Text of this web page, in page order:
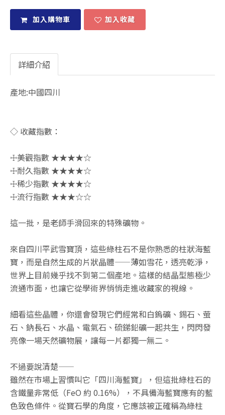
加入購物車 加入收藏
詳細介紹
產地:中國四川
◇ 收藏指數：
☩美觀指數 ★★★★☆
☩耐久指數 ★★★★☆
☩稀少指數 ★★★★☆
☩流行指數 ★★★☆☆
這一批，是老師手滑回來的特殊礦物。
來自四川平武雪寶頂，這些綠柱石不是你熟悉的柱狀海藍
寶，而是自然生成的片狀晶體——薄如雪花，透亮乾淨，
世界上目前幾乎找不到第二個產地。這樣的結晶型態極少
流通市面，也讓它從學術界悄悄走進收藏家的視線。
細看這些晶體，你還會發現它們經常和白鎢礦、錫石、萤
石、鈉長石、水晶、電氣石、硫銻鉛礦一起共生，閃閃發
亮像一場天然礦物展，讓每一片都獨一無二。
不過要說清楚——
雖然在市場上習慣叫它「四川海藍寶」，但這批綠柱石的
含鐵量非常低（FeO 約 0.16%），不具備海藍寶應有的藍
色致色條件。從寶石學的角度，它應該被正確稱為綠柱